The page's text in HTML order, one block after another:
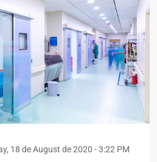
18 de August de 2020 - 3:22 PM